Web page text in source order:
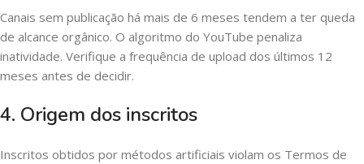
Canais sem publicação há mais de 6 meses tendem a ter queda
de alcance orgânico. O algoritmo do YouTube penaliza
inatividade. Verifique a frequência de upload dos últimos 12
meses antes de decidir.
4. Origem dos inscritos
Inscritos obtidos por métodos artificiais violam os Termos de